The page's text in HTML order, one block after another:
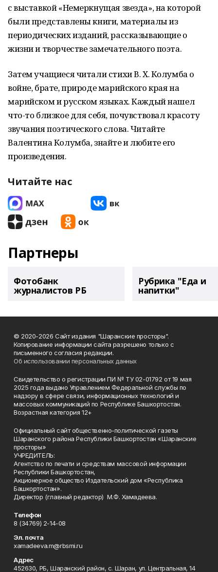
с выставкой «Немеркнущая звезда», на которой
были представлены книги, материалы из
периодических изданий, рассказывающие о
жизни и творчестве замечательного поэта.
Затем учащиеся читали стихи В. Х. Колумба о
войне, брате, природе марийского края на
марийском и русском языках. Каждый нашел
что-то близкое для себя, почувствовал красоту
звучания поэтического слова. Читайте
Валентина Колумба, знайте и любите его
произведения.
Читайте нас
Партнеры
Фотобанк
журналистов РБ
Рубрика "Еда и
напитки"
© 2020-2026 Сайт издания "Шаранские просторы".
Копирование информации сайта разрешено только с
письменного согласия редакции.
Об использовании персональных данных
Свидетельство о регистрации ПИ № ТУ 02-01792 от 19 мая
2025 года выдано Управлением Федеральной службы по
надзору в сфере связи, информационных технологий и
массовых коммуникаций по Республике Башкортостан.
Возрастная категория 12+
Официальный сайт общественно-политической газеты
Шаранского района Республики Башкортостан «Шаранские
просторы»
УЧРЕДИТЕЛЬ:
Агентство по печати и средствам массовой информации
Республики Башкортостан,
Акционерное общество Издательский дом «Республика
Башкортостан».
Директор (главный редактор) М.Ф. Хамадеева.
Телефон
8 (34769) 2-14-08
Эл. почта
xamadeeva.m@rbsmi.ru
Адрес
452630, РБ, Шаранский район, с. Шаран, ул. Центральная, 14